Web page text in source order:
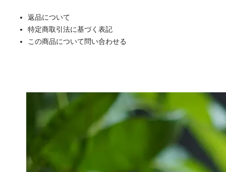
返品について
特定商取引法に基づく表記
この商品について問い合わせる